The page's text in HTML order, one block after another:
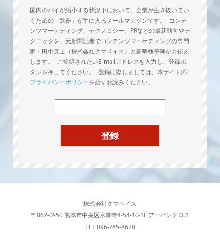
国内のパイが縮小する状況下において、企業が生き抜いてい
くための「武器」が手に入るメールマガジンです。 コンテ
ンツマーケティング、テクノロジー、PRなどの最新動向やテ
クニックを、元新聞記者でコンテンツマーケティングの専門
家・田中森士（株式会社クマベイス）と豪華執筆陣がお伝え
します。 ご登録されたいE-mailアドレスを入力し、登録ボ
タンを押してください。 登録に際しましては、本サイトの
プライバシーポリシーを必ずお読みください。
株式会社クマベイス
〒862-0950 熊本市中央区水前寺4-54-10-1F アーバンクロス
TEL 096-285-8670